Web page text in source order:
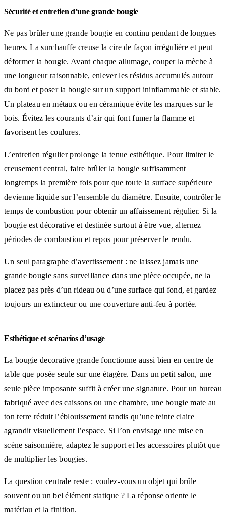
Sécurité et entretien d’une grande bougie
Ne pas brûler une grande bougie en continu pendant de longues
heures. La surchauffe creuse la cire de façon irrégulière et peut
déformer la bougie. Avant chaque allumage, couper la mèche à
une longueur raisonnable, enlever les résidus accumulés autour
du bord et poser la bougie sur un support ininflammable et stable.
Un plateau en métaux ou en céramique évite les marques sur le
bois. Évitez les courants d’air qui font fumer la flamme et
favorisent les coulures.
L’entretien régulier prolonge la tenue esthétique. Pour limiter le
creusement central, faire brûler la bougie suffisamment
longtemps la première fois pour que toute la surface supérieure
devienne liquide sur l’ensemble du diamètre. Ensuite, contrôler le
temps de combustion pour obtenir un affaissement régulier. Si la
bougie est décorative et destinée surtout à être vue, alternez
périodes de combustion et repos pour préserver le rendu.
Un seul paragraphe d’avertissement : ne laissez jamais une
grande bougie sans surveillance dans une pièce occupée, ne la
placez pas près d’un rideau ou d’une surface qui fond, et gardez
toujours un extincteur ou une couverture anti-feu à portée.
Esthétique et scénarios d’usage
La bougie decorative grande fonctionne aussi bien en centre de
table que posée seule sur une étagère. Dans un petit salon, une
seule pièce imposante suffit à créer une signature. Pour un bureau
fabriqué avec des caissonsou une chambre, une bougie mate au
ton terre réduit l’éblouissement tandis qu’une teinte claire
agrandit visuellement l’espace. Si l’on envisage une mise en
scène saisonnière, adaptez le support et les accessoires plutôt que
de multiplier les bougies.
La question centrale reste : voulez-vous un objet qui brûle
souvent ou un bel élément statique ? La réponse oriente le
matériau et la finition.